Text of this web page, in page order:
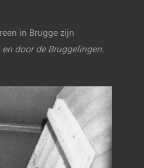
in Brugge zijn
door de Bruggelingen.